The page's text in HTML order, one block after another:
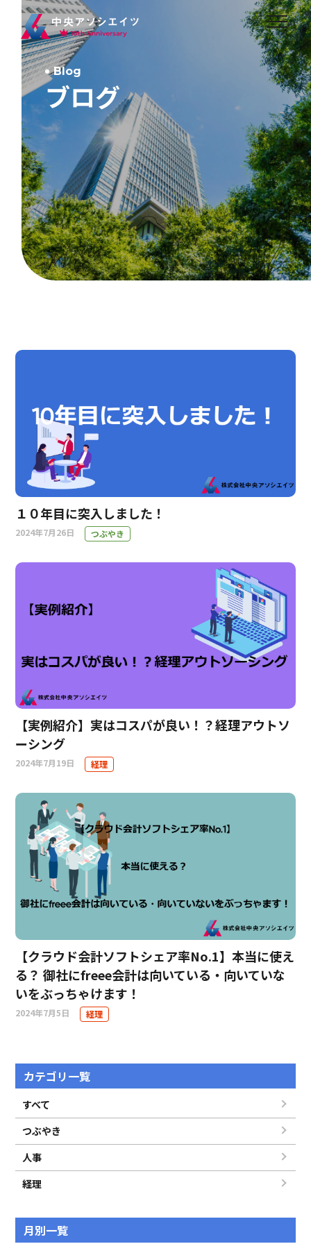
Blog
ブログ
１０年目に突入しました！
2024年7月26日 つぶやき
【実例紹介】実はコスパが良い！？経理アウトソ
ーシング
2024年7月19日 経理
【クラウド会計ソフトシェア率No.1】本当に使え
る？ 御社にfreee会計は向いている・向いていな
いをぶっちゃけます！
2024年7月5日 経理
カテゴリ一覧
すべて
つぶやき
人事
経理
月別一覧